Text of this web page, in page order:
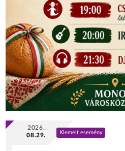
2026.
08.29.
Kiemelt esemény